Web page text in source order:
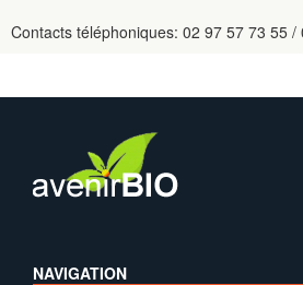
Contacts téléphoniques: 02 97 57 73 55 /
NAVIGATION